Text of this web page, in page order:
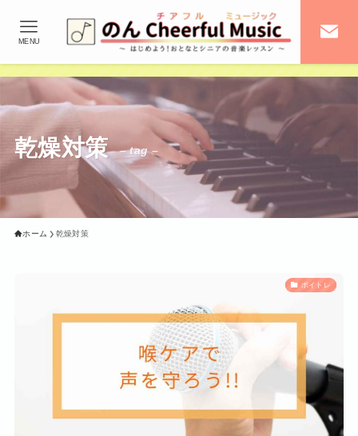
MENU
乾燥対策 – tag –
ホーム 乾燥対策
ボイトレ